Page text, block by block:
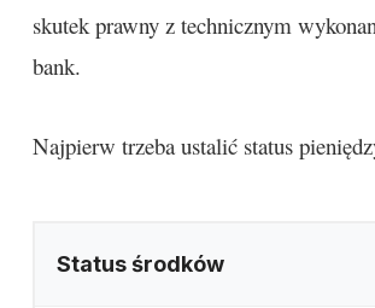
skutek prawny z technicznym
bank.
Najpierw trzeba ustalić status
Status środków